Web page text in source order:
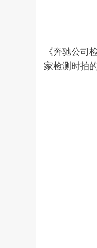
《奔驰公
家检测时拍